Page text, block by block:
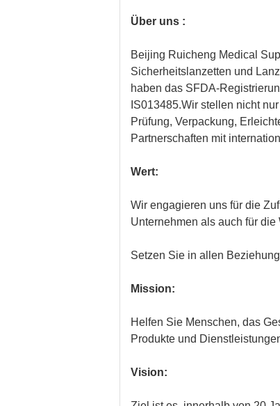
Über uns :
Beijing Ruicheng Medical
Sicherheitslanzetten und
haben das SFDA-
IS013485.Wir stellen nicht
Prüfung, Verpackung,
Partnerschaften mit
Wert:
Wir engagieren uns für die
Unternehmen als auch für die
Setzen Sie in allen
Mission:
Helfen Sie Menschen, das
Produkte und
Vision: